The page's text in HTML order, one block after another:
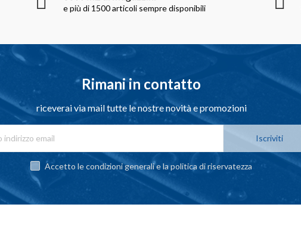
e più di 1500 articoli sempre disponibili
Rimani in contatto
riceverai via mail tutte le nostre novità e promozioni
Iscriviti
Accetto le condizioni generali e la politica di riservatezza